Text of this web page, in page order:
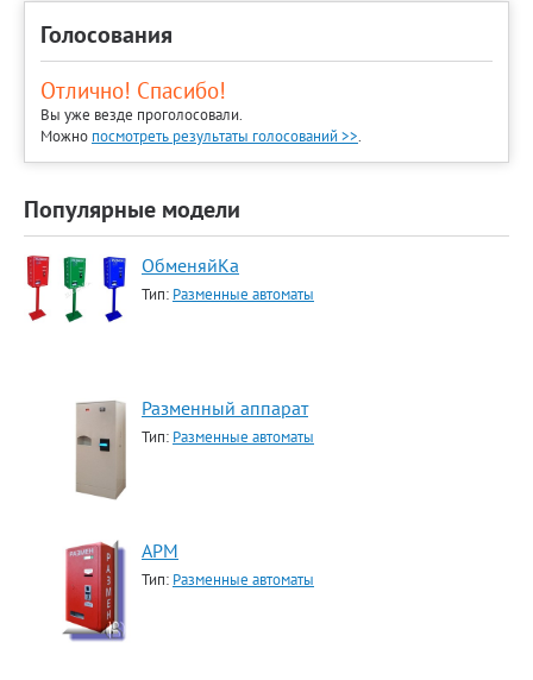
Голосования
Отлично! Спасибо!
Вы уже везде проголосовали.
Можно посмотреть результаты голосований >>.
Популярные модели
ОбменяйКа
Тип: Разменные автоматы
Разменный аппарат
Тип: Разменные автоматы
АРМ
Тип: Разменные автоматы